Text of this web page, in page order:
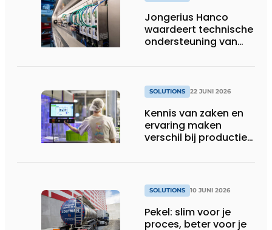
Jongerius Hanco
waardeert technische
ondersteuning van
SOLUTIONS 22 JUNI 2026
Kennis van zaken en
ervaring maken
verschil bij productie-
SOLUTIONS 10 JUNI 2026
Pekel: slim voor je
proces, beter voor je